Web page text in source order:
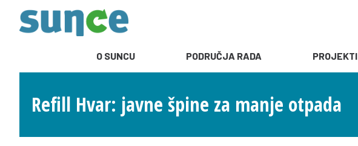
O SUNCU PODRUČJA RADA PROJEKTI
Refill Hvar: javne špine za manje otpada